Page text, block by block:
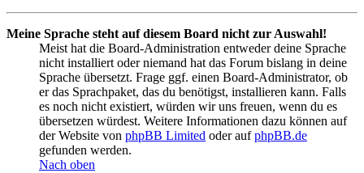
Meine Sprache steht auf diesem Board nicht zur Auswahl!
Meist hat die Board-Administration entweder deine Sprache
nicht installiert oder niemand hat das Forum bislang in deine
Sprache übersetzt. Frage ggf. einen Board-Administrator, ob
er das Sprachpaket, das du benötigst, installieren kann. Falls
es noch nicht existiert, würden wir uns freuen, wenn du es
übersetzen würdest. Weitere Informationen dazu können auf
der Website von phpBB Limited oder aufphpBB.de
gefunden werden.
Nach oben